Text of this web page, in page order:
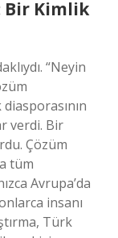
Bir Kimlik
“Neyin
verdi. Bir
Çözüm
tüm
Avrupa’da
insanı
Türk